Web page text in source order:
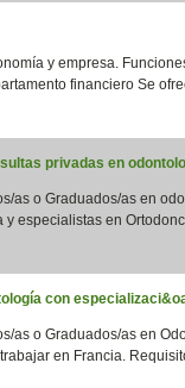
y empresa.
financiero Se
privadas en
as o Graduados/as en
y especialistas en
con
as o Graduados/as en
en Francia.